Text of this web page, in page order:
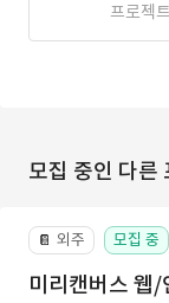
프로젝
모집 중인 다른
📔 외주 모집 중
미리캔버스 웹/